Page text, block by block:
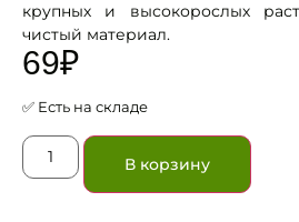
крупных и высокорослых
чистый материал.
69₽
✅ Есть на складе
В корзину